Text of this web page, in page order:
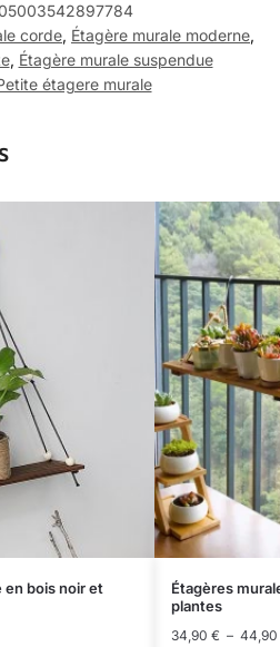
corde, Étagère murale moderne,
, Étagère murale suspendue
étagere murale
en bois noir et
Étagères
plantes
34,90 € – 44,90